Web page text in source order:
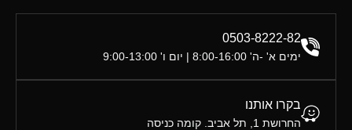
0503-8222-82
ימים א' -ה' 8:00-16:00 | יום ו' 9:00-13:00
בקרו אותנו
החרושת 1, תל אביב. קומה כניסה